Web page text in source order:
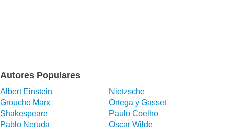
Autores Populares
Albert Einstein
Nietzsche
Groucho Marx
Ortega y Gasset
Shakespeare
Paulo Coelho
Pablo Neruda
Oscar Wilde